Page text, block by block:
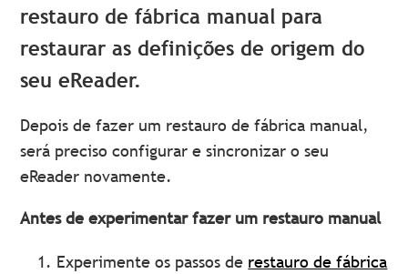
restauro de fábrica manual para
restaurar as definições de origem do
seu eReader.
Depois de fazer um restauro de fábrica manual,
será preciso configurar e sincronizar o seu
eReader novamente.
Antes de experimentar fazer um restauro manual
Experimente os passos de restauro de fábrica